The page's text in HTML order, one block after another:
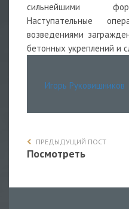
сильнейшими
Наступательные
возведениями
бетонных укреплений и
Игорь Руковишников
ПРЕДЫДУЩИЙ ПОСТ
Посмотреть